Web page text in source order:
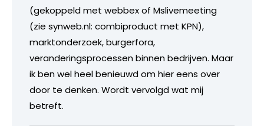
(gekoppeld met webbex of Mslivemeeting
(zie synweb.nl: combiproduct met KPN),
marktonderzoek, burgerfora,
veranderingsprocessen binnen bedrijven. Maar
ik ben wel heel benieuwd om hier eens over
door te denken. Wordt vervolgd wat mij
betreft.